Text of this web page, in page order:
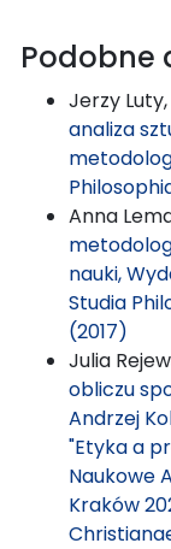
Podobne
Jerzy Luty,
analiza
Anna
nauki,
Studia
(2017)
Julia
obliczu
Andrzej
"Etyka a
Naukowe
Kraków